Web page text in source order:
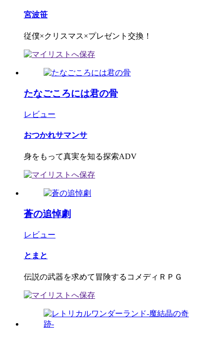
宮波笹
従僕×クリスマス×プレゼント交換！
たなごころには君の骨
レビュー
おつかれサマンサ
身をもって真実を知る探索ADV
蒼の追悼劇
レビュー
とまと
伝説の武器を求めて冒険するコメディＲＰＧ